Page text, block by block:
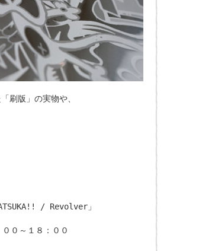
刷版」の実物や、
/ Revolver」
０～１８：００